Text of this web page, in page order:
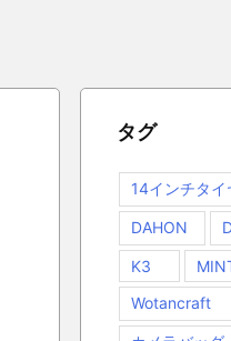
タグ
14インチタイ
DAHON
K3
Wotancraft